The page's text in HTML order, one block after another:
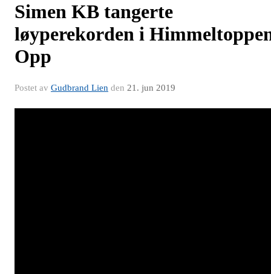
Simen KB tangerte
løyperekorden i
Opp
Postet av Gudbrand Lien den 21. jun 2019